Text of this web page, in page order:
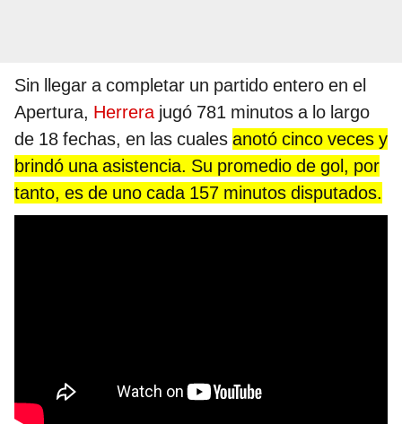
Sin llegar a completar un partido entero en el
Apertura, Herrerajugó 781 minutos a lo largo
de 18 fechas, en las cuales anotó cinco veces y
brindó una asistencia. Su promedio de gol, por
tanto, es de uno cada 157 minutos disputados.